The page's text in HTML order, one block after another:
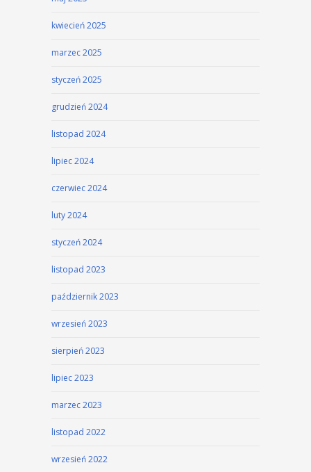
kwiecień 2025
marzec 2025
styczeń 2025
grudzień 2024
listopad 2024
lipiec 2024
czerwiec 2024
luty 2024
styczeń 2024
listopad 2023
październik 2023
wrzesień 2023
sierpień 2023
lipiec 2023
marzec 2023
listopad 2022
wrzesień 2022